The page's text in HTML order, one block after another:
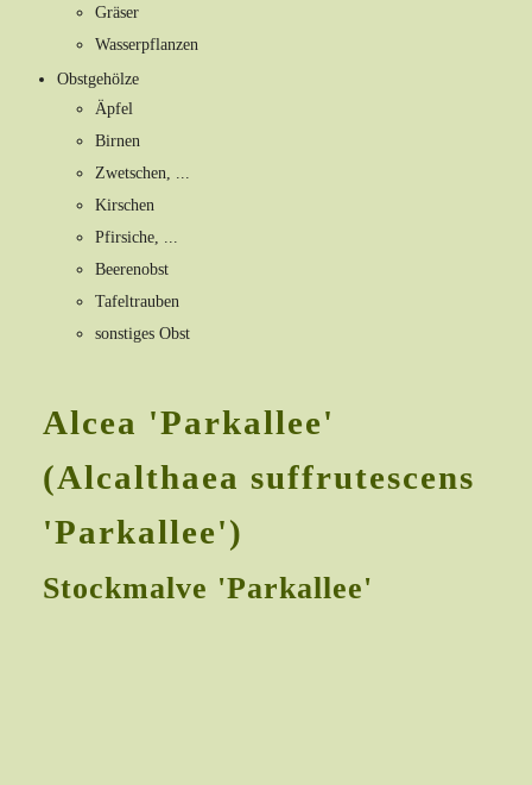
Gräser
Wasserpflanzen
Obstgehölze
Äpfel
Birnen
Zwetschen, ...
Kirschen
Pfirsiche, ...
Beerenobst
Tafeltrauben
sonstiges Obst
Alcea 'Parkallee'
(Alcalthaea suffrutescens
'Parkallee')
Stockmalve 'Parkallee'